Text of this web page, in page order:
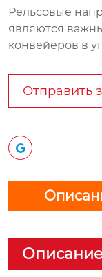
Рельсовые
являются
конвейеров в
Отправить